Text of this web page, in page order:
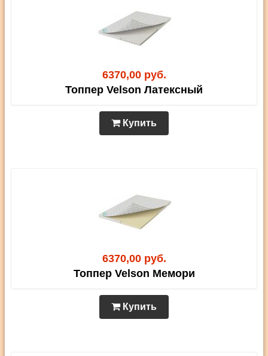
6370,00 руб.
Топпер Velson Латексный
Купить
6370,00 руб.
Топпер Velson Мемори
Купить